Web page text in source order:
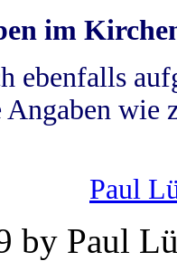
im
ebenfalls
wie
Paul
by Paul